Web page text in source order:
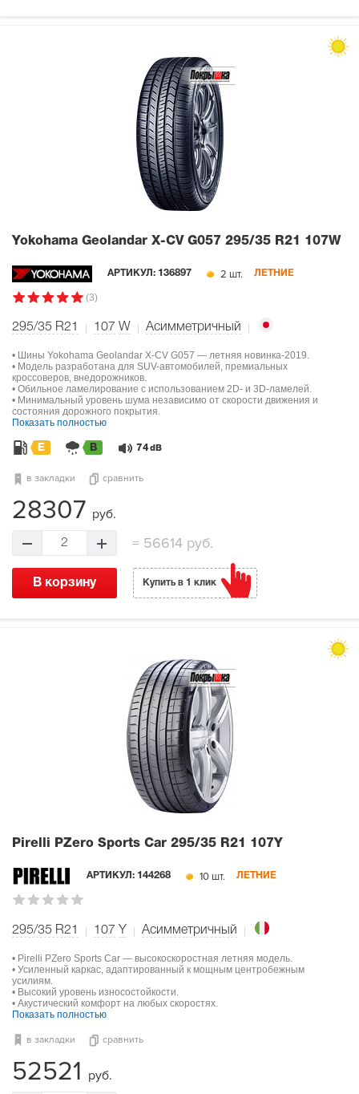
Yokohama Geolandar X-CV G057 295/35 R21 107W
АРТИКУЛ: 136897 2 шт. ЛЕТНИЕ
(3)
295/35 R21 107 W Асимметричный
• Шины Yokohama Geolandar X-CV G057 — летняя новинка-2019.
• Модель разработана для SUV-автомобилей, премиальных
кроссоверов, внедорожников.
• Обильное ламелирование с использованием 2D- и 3D-ламелей.
• Минимальный уровень шума независимо от скорости движения и
состояния дорожного покрытия.
Показать полностью
E B 74dB
в закладки сравнить
28307 руб.
2 = 56614 руб.
В корзину Купить в 1 клик
Pirelli PZero Sports Car 295/35 R21 107Y
АРТИКУЛ: 144268 10 шт. ЛЕТНИЕ
295/35 R21 107 Y Асимметричный
• Pirelli PZero Sports Car — высокоскоростная летняя модель.
• Усиленный каркас, адаптированный к мощным центробежным
усилиям.
• Высокий уровень износостойкости.
• Акустический комфорт на любых скоростях.
Показать полностью
в закладки сравнить
52521 руб.